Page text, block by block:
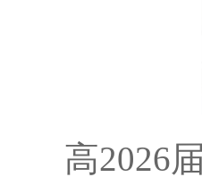
高2026